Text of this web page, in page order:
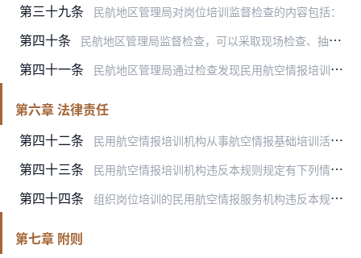
第三十九条 民航地区管理局对岗位培训监督检查的内容包括：
第四十条 民航地区管理局监督检查，可以采取现场检查、抽查培训记录和档案、要求书面报告、向受训人和教员征求意见等方式进行。
第四十一条 民航地区管理局通过检查发现民用航空情报培训机构有不满足第十五条规定条件的，地区管理局应当及时向民航局报告，民航局应当将其从已公布的培训机构目录中去除。
第六章 法律责任
第四十二条
民用航空情报培训机构从事航空情报基础培训活动，未按第十五条规定进行备案的，由地区管理局责令停止培训，并对单位处以1万元以上3万元以下的罚款。
第四十三条 民用航空情报培训机构违反本规则规定有下列情形之一的，由民航地区管理局责令限期改正，并处以警告；情节严重或者逾期未整改的，责令停止培训，并对单位处以1万元以上3万…
第四十四条 组织岗位培训的民用航空情报服务机构违反本规则规定有下列情形之一的，由民航地区管理局责令限期改正，并处以警告；情节严重或者逾期未整改的，对单位处以1万元以上3万元…
第七章 附则